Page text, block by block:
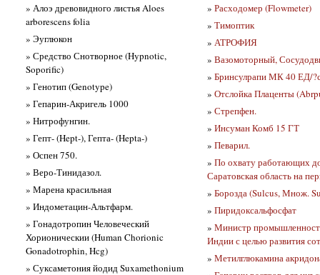
» Алоэ древовидного листья Aloes
arborescens folia
» Эуглюкон
» Средство Снотворное (Hypnotic,
Soporific)
» Генотип (Genotype)
» Гепарин-Акригель 1000
» Нитрофунгин.
» Гепт- (Hept-), Гепта- (Hepta-)
» Оспен 750.
» Веро-Тинидазол.
» Марена красильная
» Индометацин-Альтфарм.
» Гонадотропин Человеческий
Хорионическии (Human Chorionic
Gonadotrophin, Hcg)
» Суксаметония йодид Suxamethonium
» Расходомер (Flowmeter)
» Тимоптик
» АТРОФИЯ
» Вазомоторный,
» Бринсулрапи МК 40 ЕД/
» Отслойка Плаценты
» Стрепфен.
» Инсуман Комб 15 ГТ
» Певарил.
» По охвату работающих
Саратовская область на
» Борозда (Sulcus, Множ.
» Пиридоксальфосфат
» Министр
Индии с целью развития
» Метилглюкамина